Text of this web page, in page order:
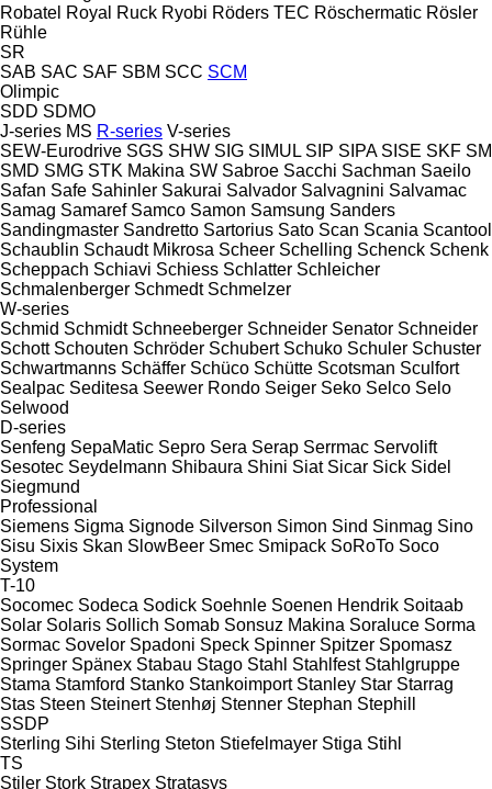
Robatel Royal Ruck Ryobi Röders TEC Röschermatic Rösler
Rühle
SR
SAB SAC SAF SBM SCC SCM
Olimpic
SDD SDMO
J-series MS R-series V-series
SEW-Eurodrive SGS SHW SIG SIMUL SIP SIPA SISE SKF SM
SMD SMG STK Makina SW Sabroe Sacchi Sachman Saeilo
Safan Safe Sahinler Sakurai Salvador Salvagnini Salvamac
Samag Samaref Samco Samon Samsung Sanders
Sandingmaster Sandretto Sartorius Sato Scan Scania Scantool
Schaublin Schaudt Mikrosa Scheer Schelling Schenck Schenk
Scheppach Schiavi Schiess Schlatter Schleicher
Schmalenberger Schmedt Schmelzer
W-series
Schmid Schmidt Schneeberger Schneider Senator Schneider
Schott Schouten Schröder Schubert Schuko Schuler Schuster
Schwartmanns Schäffer Schüco Schütte Scotsman Sculfort
Sealpac Seditesa Seewer Rondo Seiger Seko Selco Selo
Selwood
D-series
Senfeng SepaMatic Sepro Sera Serap Serrmac Servolift
Sesotec Seydelmann Shibaura Shini Siat Sicar Sick Sidel
Siegmund
Professional
Siemens Sigma Signode Silverson Simon Sind Sinmag Sino
Sisu Sixis Skan SlowBeer Smec Smipack SoRoTo Soco
System
T-10
Socomec Sodeca Sodick Soehnle Soenen Hendrik Soitaab
Solar Solaris Sollich Somab Sonsuz Makina Soraluce Sorma
Sormac Sovelor Spadoni Speck Spinner Spitzer Spomasz
Springer Spänex Stabau Stago Stahl Stahlfest Stahlgruppe
Stama Stamford Stanko Stankoimport Stanley Star Starrag
Stas Steen Steinert Stenhøj Stenner Stephan Stephill
SSDP
Sterling Sihi Sterling Steton Stiefelmayer Stiga Stihl
TS
Stiler Stork Strapex Stratasys